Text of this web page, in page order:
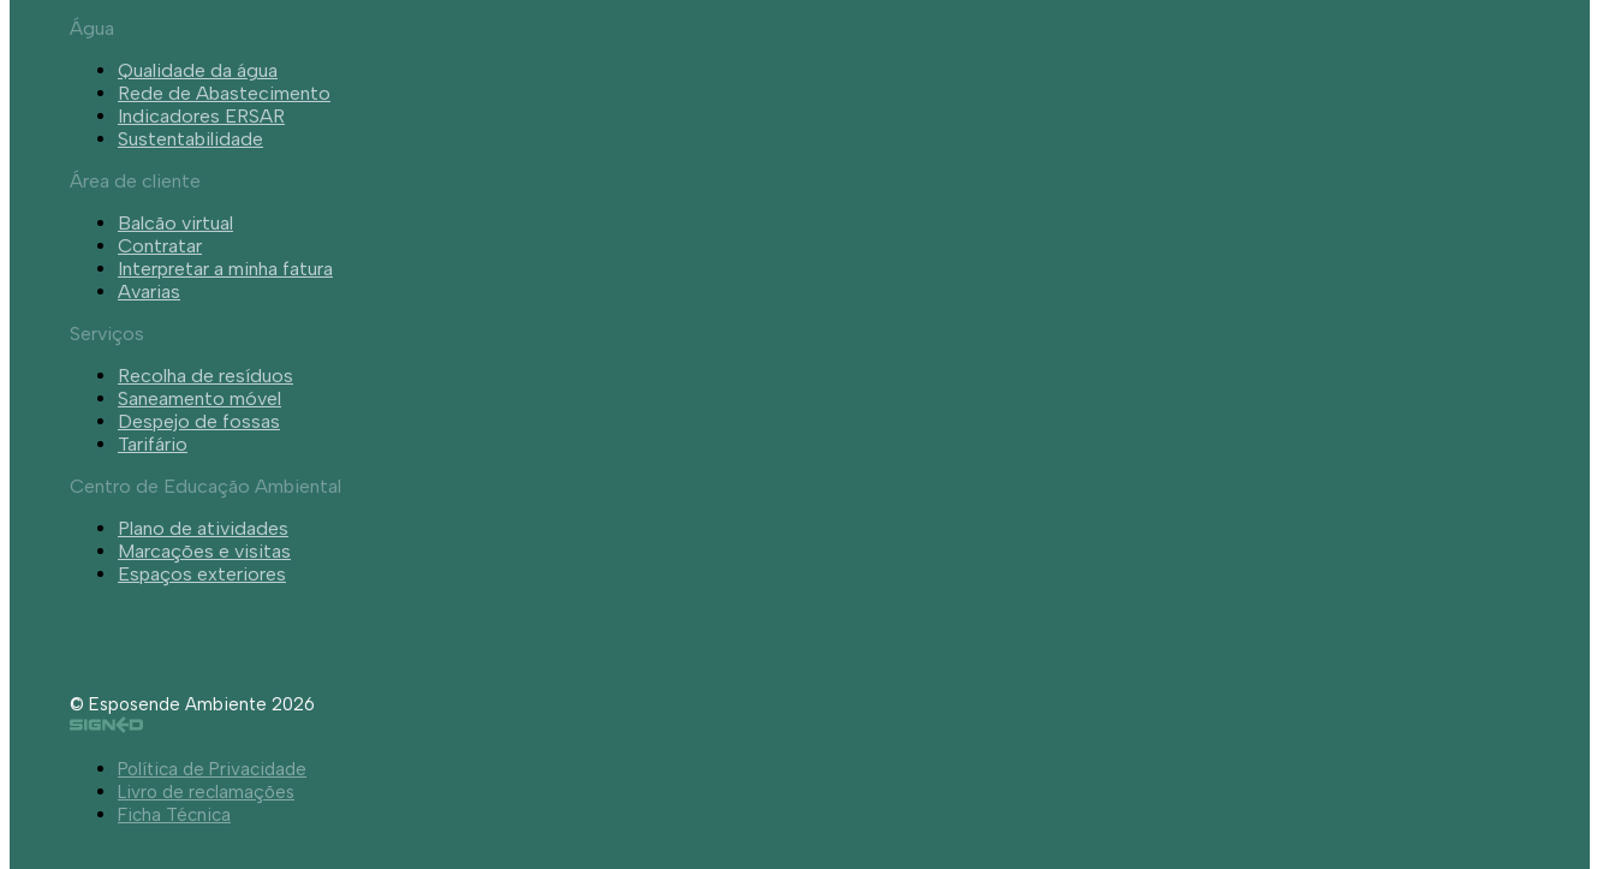
Água
Qualidade da água
Rede de Abastecimento
Indicadores ERSAR
Sustentabilidade
Área de cliente
Balcão virtual
Contratar
Interpretar a minha fatura
Avarias
Serviços
Recolha de resíduos
Saneamento móvel
Despejo de fossas
Tarifário
Centro de Educação Ambiental
Plano de atividades
Marcações e visitas
Espaços exteriores
© Esposende Ambiente 2026
Política de Privacidade
Livro de reclamações
Ficha Técnica